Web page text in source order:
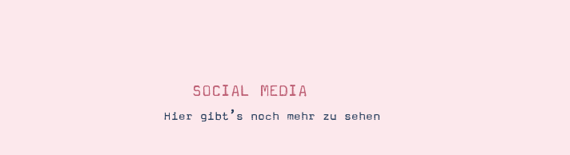
SOCIAL MEDIA
Hier gibt’s noch mehr zu sehen